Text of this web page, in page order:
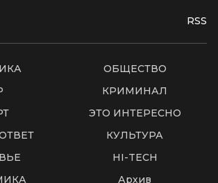
RSS
ОБЩЕСТВО
КРИМИНАЛ
ЭТО ИНТЕРЕСНО
КУЛЬТУРА
HI-TECH
Архив